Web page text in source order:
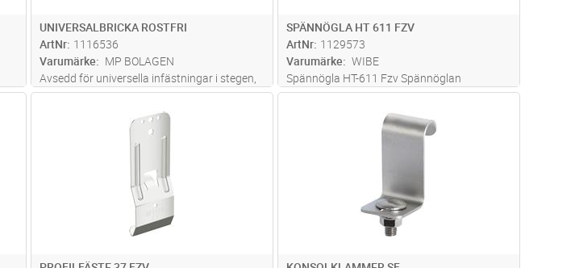
UNIVERSALBRICKA ROSTFRI
ArtNr 1116536
Varumärke
MP BOLAGEN
Avsedd för universella infästningar i stegen,
samt för låsning av väggkonsoler och
vinkelfästen. Vid bredderna 300-600 mm
används universalbrickan i botten på
trådstegen för att förstärk skarven.
SPÄNNÖGLA HT 611 FZV
ArtNr 1129573
Varumärke
WIBE
Spännögla HT-611 Fzv Spännöglan
monteras i stållinans ändar.
Lägg i kundvagn